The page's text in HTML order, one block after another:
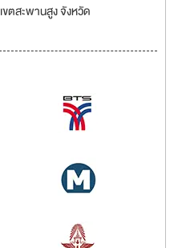
ขตสะพานสูง จังหวัด